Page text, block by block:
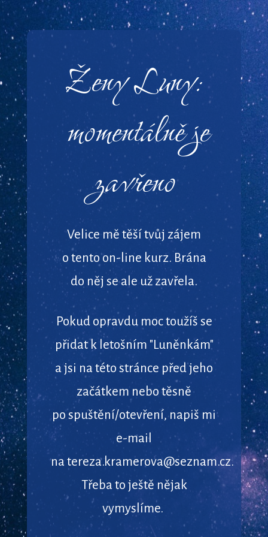
Ženy Luny:
momentálně je
zavřeno
Velice mě těší tvůj zájem
o tento on-line kurz. Brána
do něj se ale už zavřela.
Pokud opravdu moc toužíš se
přidat k letošním "Luněnkám"
a jsi na této stránce před jeho
začátkem nebo těsně
po spuštění/otevření, napiš mi
e-mail
na tereza.kramerova@seznam.cz.
Třeba to ještě nějak
vymyslíme.